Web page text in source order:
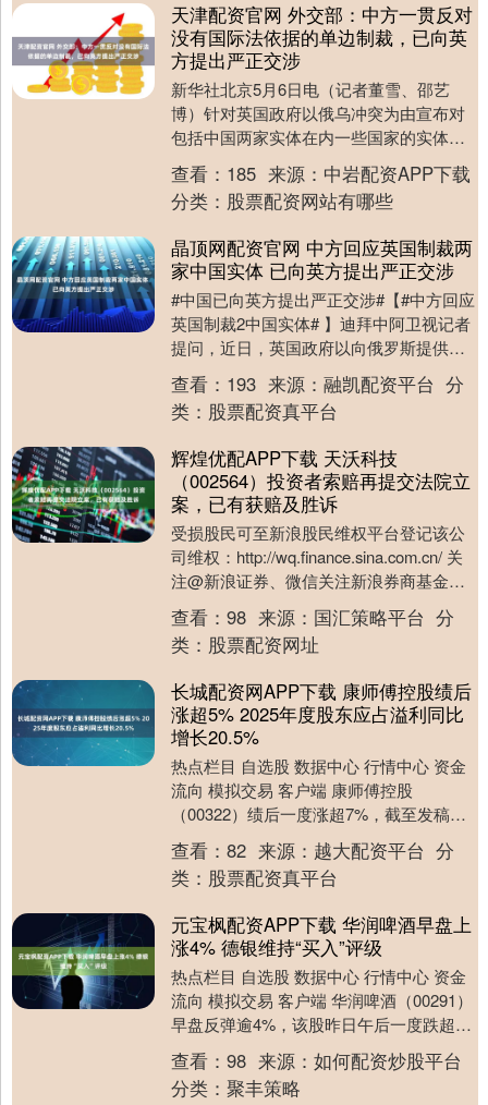
天津配资官网 外交部：中方一贯反对
没有国际法依据的单边制裁，已向英
方提出严正交涉
新华社北京5月6日电（记者董雪、邵艺
博）针对英国政府以俄乌冲突为由宣布对
包括中国两家实体在内一些国家的实体及
个人实施制裁，外交部发言人林剑6日在例
行记者会上答问....
查看： 185 来源： 中岩配资APP下载
分类： 股票配资网站有哪些
晶顶网配资官网 中方回应英国制裁两
家中国实体 已向英方提出严正交涉
#中国已向英方提出严正交涉#【#中方回应
英国制裁2中国实体# 】迪拜中阿卫视记者
提问，近日，英国政府以向俄罗斯提供无
人机部件等军事物资为由，宣布对一些国
家实体及....
查看： 193 来源： 融凯配资平台 分
类： 股票配资真平台
辉煌优配APP下载 天沃科技
（002564）投资者索赔再提交法院立
案，已有获赔及胜诉
受损股民可至新浪股民维权平台登记该公
司维权：http://wq.finance.sina.com.cn/ 关
注@新浪证券、微信关注新浪券商基金、
百度搜索新浪股民....
查看： 98 来源： 国汇策略平台 分
类： 股票配资网址
长城配资网APP下载 康师傅控股绩后
涨超5% 2025年度股东应占溢利同比
增长20.5%
热点栏目 自选股 数据中心 行情中心 资金
流向 模拟交易 客户端 康师傅控股
（00322）绩后一度涨超7%，截至发稿，
股价上涨5.08%，现报12.63港元，成....
查看： 82 来源： 越大配资平台 分
类： 股票配资真平台
元宝枫配资APP下载 华润啤酒早盘上
涨4% 德银维持“买入”评级
热点栏目 自选股 数据中心 行情中心 资金
流向 模拟交易 客户端 华润啤酒（00291）
早盘反弹逾4%，该股昨日午后一度跌超
5%。截至发稿，股价上涨4%，现报2....
查看： 98 来源： 如何配资炒股平台
分类： 聚丰策略